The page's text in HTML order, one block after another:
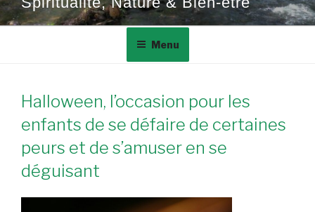
Menu
Halloween, l’occasion pour les
enfants de se défaire de certaines
peurs et de s’amuser en se
déguisant